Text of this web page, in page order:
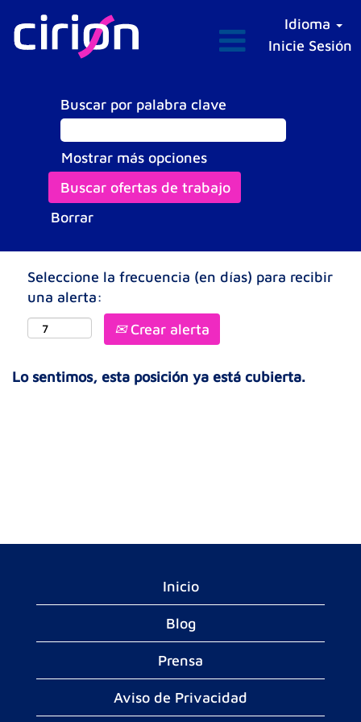
Idioma
Inicie Sesión
Buscar por palabra clave
Mostrar más opciones
Borrar
Seleccione la frecuencia (en días) para recibir
una alerta:
Crear alerta
Lo sentimos, esta posición ya está cubierta.
Inicio
Blog
Prensa
Aviso de Privacidad